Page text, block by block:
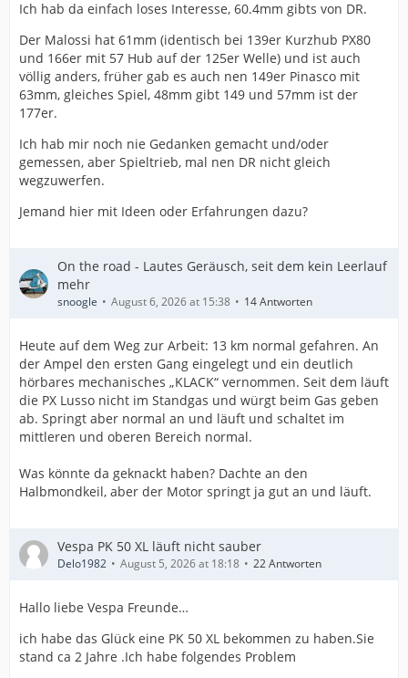
Ich hab da einfach loses Interesse, 60.4mm gibts von DR.
Der Malossi hat 61mm (identisch bei 139er Kurzhub PX80
und 166er mit 57 Hub auf der 125er Welle) und ist auch
völlig anders, früher gab es auch nen 149er Pinasco mit
63mm, gleiches Spiel, 48mm gibt 149 und 57mm ist der
177er.
Ich hab mir noch nie Gedanken gemacht und/oder
gemessen, aber Spieltrieb, mal nen DR nicht gleich
wegzuwerfen.
Jemand hier mit Ideen oder Erfahrungen dazu?
On the road - Lautes Geräusch, seit dem kein Leerlauf
mehr
snoogle August 6, 2026 at 15:38 14 Antworten
Heute auf dem Weg zur Arbeit: 13 km normal gefahren. An
der Ampel den ersten Gang eingelegt und ein deutlich
hörbares mechanisches „KLACK“ vernommen. Seit dem läuft
die PX Lusso nicht im Standgas und würgt beim Gas geben
ab. Springt aber normal an und läuft und schaltet im
mittleren und oberen Bereich normal.
Was könnte da geknackt haben? Dachte an den
Halbmondkeil, aber der Motor springt ja gut an und läuft.
Vespa PK 50 XL läuft nicht sauber
Delo1982 August 5, 2026 at 18:18 22 Antworten
Hallo liebe Vespa Freunde…
ich habe das Glück eine PK 50 XL bekommen zu haben.Sie
stand ca 2 Jahre .Ich habe folgendes Problem